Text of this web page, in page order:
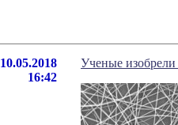
10.05.2018
16:42
Ученые